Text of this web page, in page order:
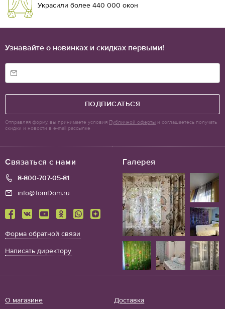
Украсили более 440 000 окон
Галерея
Связаться с нами
8-800-707-05-81
info@TomDom.ru
Форма обратной связи
Написать директору
О магазине Доставка
Узнавайте о новинках и скидках первыми!
ПОДПИСАТЬСЯ
Отправляя форму, вы принимаете условия Публичной оферты и соглашаетесь получать
скидки и новости в e-mail рассылке